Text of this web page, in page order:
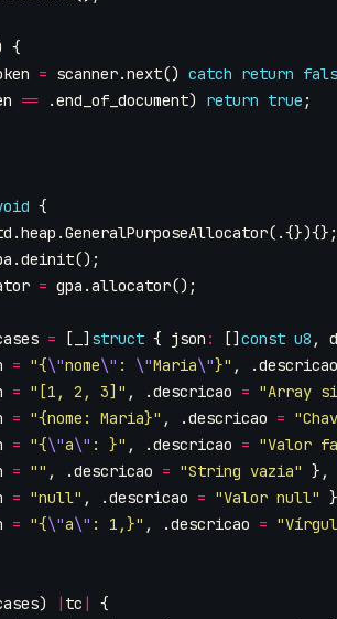
{
= scanner.next() catch return
== .end_of_document) return true ;
{
.heap .GeneralPurposeAllocator(.{}){};
.deinit();
= gpa .allocator();
= [ ] struct { json : [] const u8 ,
= "{\"nome\" : \"Maria\"}" , .descricao
= "[1, 2, 3]" , .descricao = "Array
= "{nome: Maria}" , .descricao =
= "{\"a\" : }" , .descricao = "Valor
= "" , .descricao = "String vazia"
},
= "null" , .descricao = "Valor null"
= "{\"a\" : 1,}" , .descricao =
) tc
{